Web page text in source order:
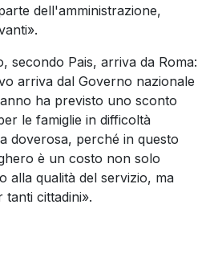
dell'amministrazione,
secondo Pais, arriva da Roma:
arriva dal Governo nazionale
ha previsto uno sconto
le famiglie in difficoltà
doverosa, perché in questo
è un costo non solo
alla qualità del servizio, ma
tanti cittadini».